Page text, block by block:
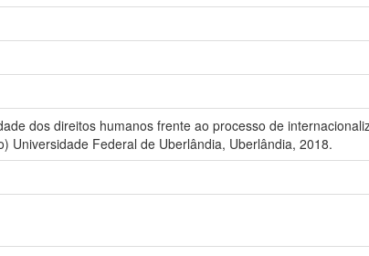
dos direitos humanos frente ao processo de
Universidade Federal de Uberlândia, Uberlândia, 2018.